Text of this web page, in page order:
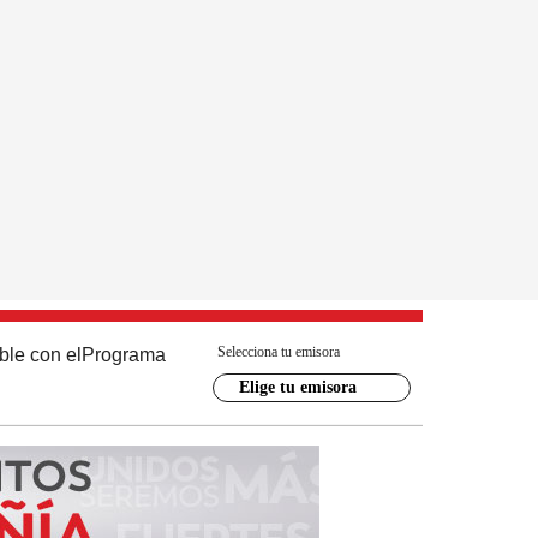
con el Programa Selecciona tu emisora
Elige tu emisora